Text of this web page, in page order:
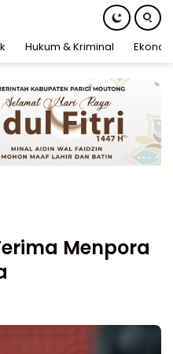
Hukum & Kriminal
Menpora